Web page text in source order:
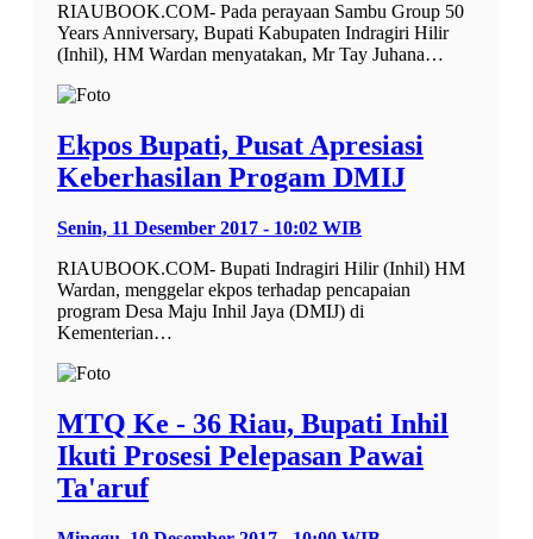
RIAUBOOK.COM- Pada perayaan Sambu Group 50
Years Anniversary, Bupati Kabupaten Indragiri Hilir
(Inhil), HM Wardan menyatakan, Mr Tay Juhana…
Ekpos Bupati, Pusat Apresiasi
Keberhasilan Progam DMIJ
Senin, 11 Desember 2017 - 10:02 WIB
RIAUBOOK.COM- Bupati Indragiri Hilir (Inhil) HM
Wardan, menggelar ekpos terhadap pencapaian
program Desa Maju Inhil Jaya (DMIJ) di
Kementerian…
MTQ Ke - 36 Riau, Bupati Inhil
Ikuti Prosesi Pelepasan Pawai
Ta'aruf